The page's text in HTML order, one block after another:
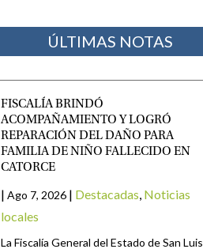
ÚLTIMAS NOTAS
FISCALÍA BRINDÓ
ACOMPAÑAMIENTO Y LOGRÓ
REPARACIÓN DEL DAÑO PARA
FAMILIA DE NIÑO FALLECIDO EN
CATORCE
| Ago 7, 2026 | Destacadas, Noticias
locales
La Fiscalía General del Estado de San Luis